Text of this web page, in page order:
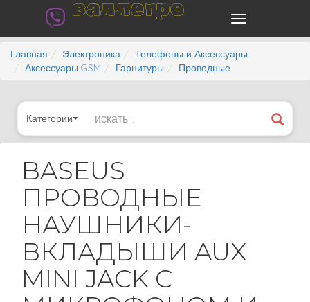
валлегро
Главная Электроника
Телефоны и Аксессуары
Аксессуары GSM
Гарнитуры Проводные
Категории
BASEUS
ПРОВОДНЫЕ
НАУШНИКИ-
ВКЛАДЫШИ AUX
MINI JACK С